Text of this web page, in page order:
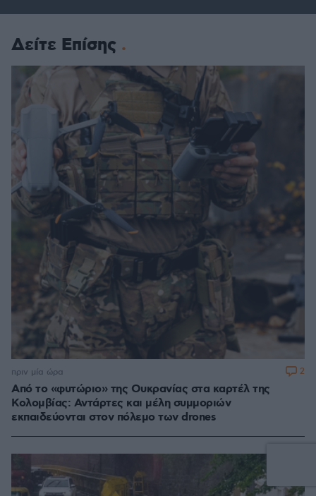
Δείτε Επίσης
Από το «φυτώριο» της Ουκρανίας στα καρτέλ της
Κολομβίας: Αντάρτες και μέλη συμμοριών
εκπαιδεύονται στον πόλεμο των drones
πριν μία ώρα 2